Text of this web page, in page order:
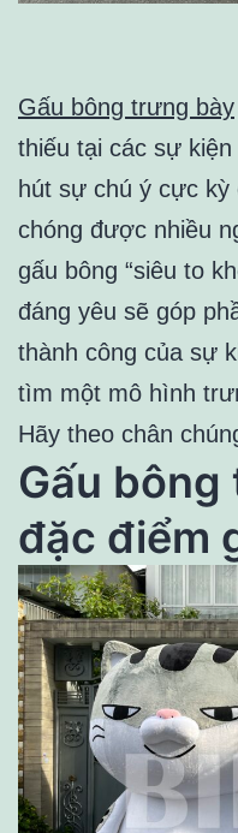
Gấu bông trưng bày
thiếu tại các sự
hút sự chú ý cực
chóng được nhiều
gấu bông “siêu to
đáng yêu sẽ góp
thành công của sự
tìm một mô hình
Hãy theo chân
Gấu
đặc điểm